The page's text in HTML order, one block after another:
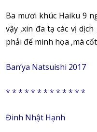
Ba mươi khúc Haiku 9
vậy ,xin đa tạ các vị
phải để minh họa ,mà
Ban’ya Natsuishi 2017
* * * * * * * * * * * * *
Đinh Nhật Hạnh